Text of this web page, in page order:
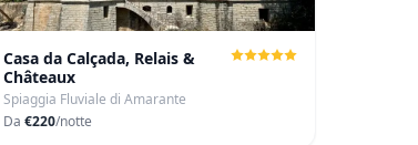
Casa da Calçada, Relais &
Châteaux
Spiaggia Fluviale di Amarante
Da€220/notte